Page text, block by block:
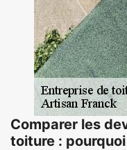
Comparer les
toiture :